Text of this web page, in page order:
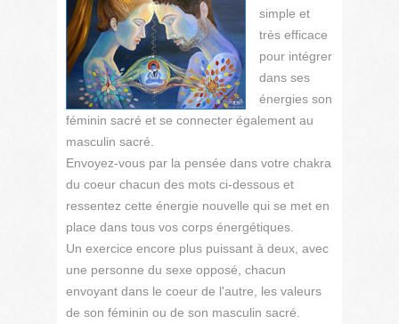
simple et
très efficace
pour intégrer
dans ses
énergies son
féminin sacré et se connecter également au
masculin sacré.
Envoyez-vous par la pensée dans votre chakra
du coeur chacun des mots ci-dessous et
ressentez cette énergie nouvelle qui se met en
place dans tous vos corps énergétiques.
Un exercice encore plus puissant à deux, avec
une personne du sexe opposé, chacun
envoyant dans le coeur de l'autre, les valeurs
de son féminin ou de son masculin sacré.